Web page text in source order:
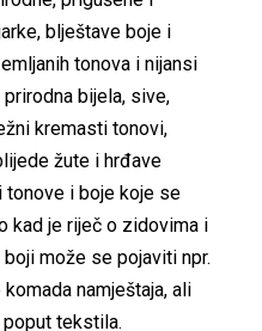
blještave boje i
tonova i nijansi
bijela, sive,
kremasti tonovi,
žute i hrđave
tonove i boje koje se
kad je riječ o zidovima i
može se pojaviti npr.
namještaja, ali
tekstila.